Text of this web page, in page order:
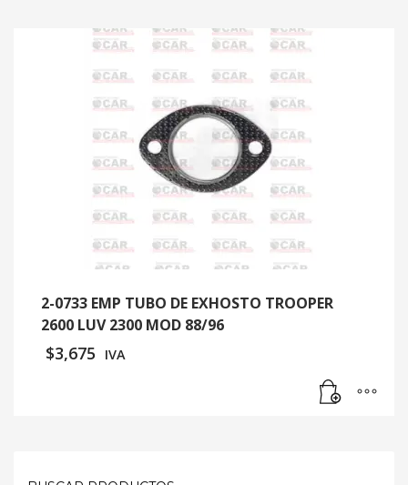
2-0733 EMP TUBO DE EXHOSTO TROOPER
2600 LUV 2300 MOD 88/96
$3,675 IVA